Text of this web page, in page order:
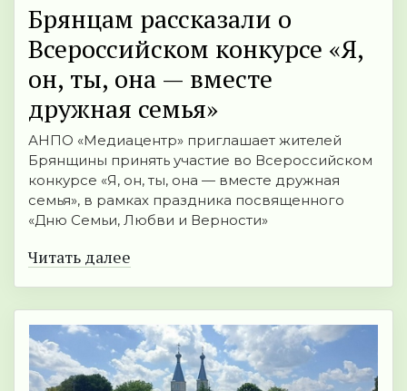
Брянцам рассказали о
Всероссийском конкурсе «Я,
он, ты, она — вместе
дружная семья»
АНПО «Медиацентр» приглашает жителей
Брянщины принять участие во Всероссийском
конкурсе «Я, он, ты, она — вместе дружная
семья», в рамках праздника посвященного
«Дню Семьи, Любви и Верности»
Читать далее